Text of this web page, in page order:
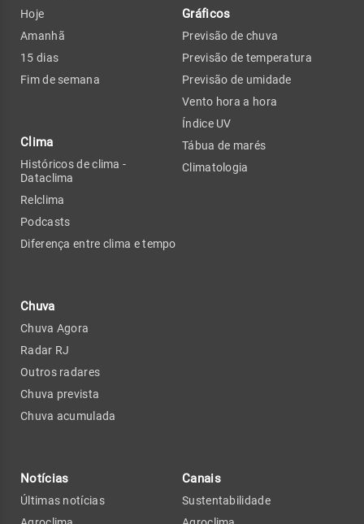
Hoje
Amanhã
15 dias
Fim de semana
Clima
Históricos de clima -
Dataclima
Relclima
Podcasts
Diferença entre clima e tempo
Chuva
Chuva Agora
Radar RJ
Outros radares
Chuva prevista
Chuva acumulada
Gráficos
Previsão de chuva
Previsão de temperatura
Previsão de umidade
Vento hora a hora
Índice UV
Tábua de marés
Climatologia
Notícias
Últimas notícias
Canais
Sustentabilidade